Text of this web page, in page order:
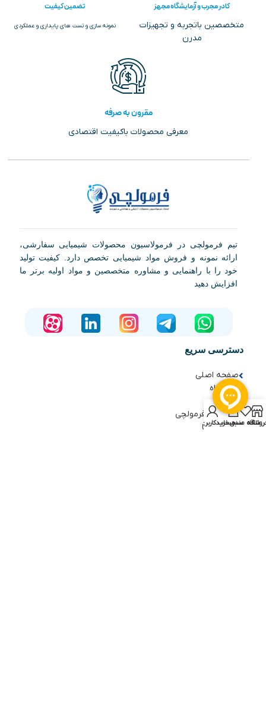
کادر مجرب و آزمایشگاه مجهز
متخصصین باتجربه و تجهیزات
مدرن
تضمین کیفیت
نمونه سازی و تست های پایداری و عملکردی
مقرون به صرفه
معرفی محصولات باکیفیت اقتصادی
تیم فرمولچی در فرمولاسیون محصولات شیمیایی سفارشی،
ارائه نمونه و فروش مواد شیمیایی تخصص دارد. کیفیت تولید
خود را با راهنمایی و مشاوره متخصصین و مواد اولیه برتر ما
افزایش دهید
دسترسی سریع
صفحه اصلی
فروشگاه
مقالات
آشنایی با فرمولچی
تماس با ماعلاقه مندیسبد خرید
حساب کاربری من